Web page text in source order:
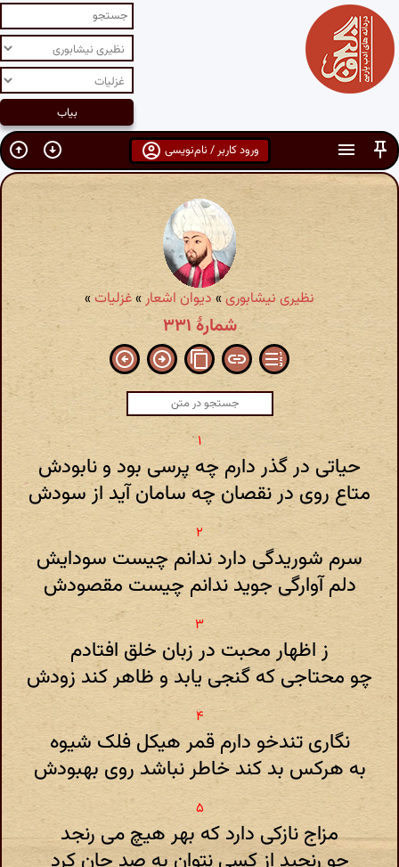
ورود کاربر / نام‌نویسی
نظیری نیشابوری»دیوان اشعار»غزلیات»
شمارهٔ ۳۳۱
حیاتی در گذر دارم چه پرسی بود و نابودش
متاع روی در نقصان چه سامان آید از سودش
سرم شوریدگی دارد ندانم چیست سودایش
دلم آوارگی جوید ندانم چیست مقصودش
ز اظهار محبت در زبان خلق افتادم
چو محتاجی که گنجی یابد و ظاهر کند زودش
نگاری تندخو دارم قمر هیکل فلک شیوه
به هرکس بد کند خاطر نباشد روی بهبودش
مزاج نازکی دارد که بهر هیچ می رنجد